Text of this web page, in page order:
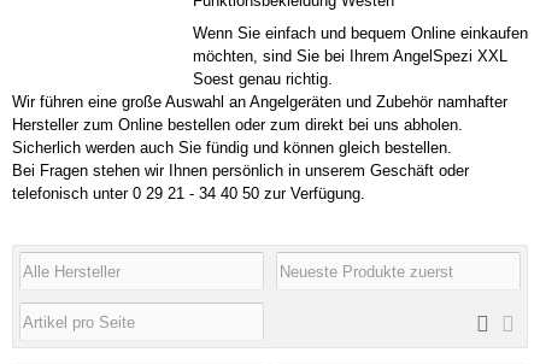
Wenn Sie einfach und bequem Online einkaufen
möchten, sind Sie bei Ihrem AngelSpezi XXL
Soest genau richtig.
Wir führen eine große Auswahl an Angelgeräten und Zubehör namhafter
Hersteller zum Online bestellen oder zum direkt bei uns abholen.
Sicherlich werden auch Sie fündig und können gleich bestellen.
Bei Fragen stehen wir Ihnen persönlich in unserem Geschäft oder
telefonisch unter 0 29 21 - 34 40 50 zur Verfügung.